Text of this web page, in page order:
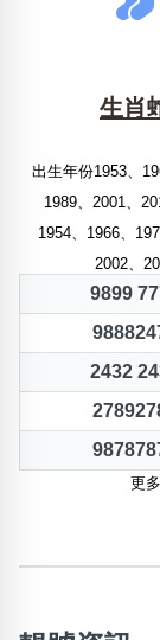
生肖
出生年份1953、
1989、2001、
1954、1966、
2002、
9899
2432
更